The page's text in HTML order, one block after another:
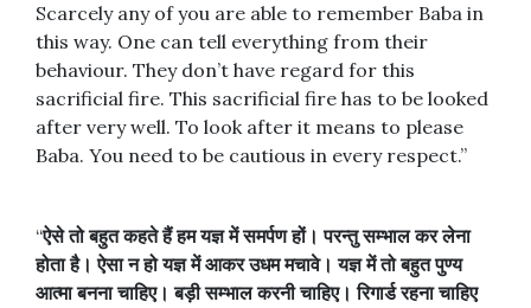
Scarcely any of you are able to remember Baba in
this way. One can tell everything from their
behaviour. They don’t have regard for this
sacrificial fire. This sacrificial fire has to be looked
after very well. To look after it means to please
Baba. You need to be cautious in every respect.”
“ऐसे तो बहुत कहते हैं हम यज्ञ में समर्पण हों। परन्तु सम्भाल कर लेना
होता है। ऐसा न हो यज्ञ में आकर उधम मचावे। यज्ञ में तो बहुत पुण्य
आत्मा बनना चाहिए। बड़ी सम्भाल करनी चाहिए। रिगार्ड रहना चाहिए